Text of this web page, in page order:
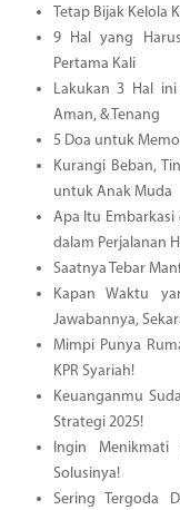
Tetap Bijak Kelola
9 Hal yang
Pertama Kali
Lakukan 3 Hal
Aman, & Tenang
5 Doa untuk
Kurangi Beban,
untuk Anak Muda
Apa Itu Embarkasi
dalam Perjalanan
Saatnya Tebar
Kapan Waktu
Jawabannya,
Mimpi Punya
KPR Syariah!
Keuanganmu
Strategi 2025!
Ingin Menikmati
Solusinya!
Sering Tergoda